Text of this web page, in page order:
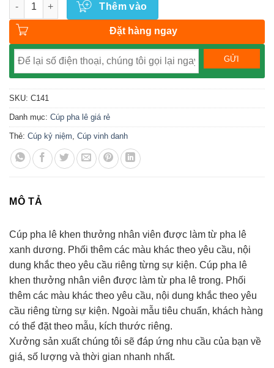
Thêm vào
Đặt hàng ngay
SKU: C141
Danh mục: Cúp pha lê giá rẻ
Thẻ: Cúp kỷ niệm Cúp vinh danh
MÔ TẢ
Cúp pha lê khen thưởng nhân viên được làm từ pha lê
xanh dương. Phối thêm các màu khác theo yêu cầu, nội
dung khắc theo yêu cầu riêng từng sự kiện. Cúp pha lê
khen thưởng nhân viên được làm từ pha lê trong. Phối
thêm các màu khác theo yêu cầu, nội dung khắc theo yêu
cầu riêng từng sự kiện. Ngoài mẫu tiêu chuẩn, khách hàng
có thể đặt theo mẫu, kích thước riêng.
Xưởng sản xuất chúng tôi sẽ đáp ứng nhu cầu của bạn về
giá, số lượng và thời gian nhanh nhất.